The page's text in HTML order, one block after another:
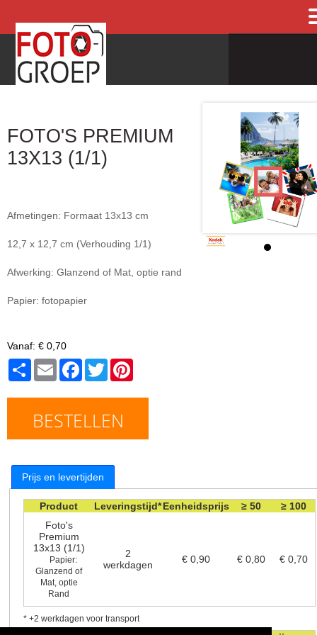
FOTO'S PREMIUM
13X13 (1/1)
Afmetingen: Formaat 13x13 cm
12,7 x 12,7 cm (Verhouding 1/1)
Afwerking: Glanzend of Mat, optie rand
Papier: fotopapier
Vanaf: € 0,70
Share Email Facebook
Twitter
BESTELLEN
Prijs en levertijden
Product Leveringstijd*Eenheidsprijs ≥ 50
≥ 100
Foto's
Premium
13x13 (1/1)
Papier:
Glanzend of
Mat, optie
Rand
2
werkdagen
€ 0,90 € 0,80 € 0,70
* +2 werkdagen voor transport